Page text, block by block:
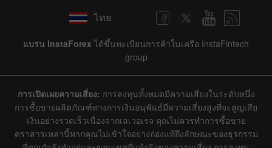
ไทย
แบรน InstaForex ได้ขึ้นทะเบียนการค้าในเครือ InstaFintech
group
การเปิดเผยความเสี่ยง: การลงทุนทั้งหมดมีความเสี่ยงในระดับหนึ่ง
การซื้อขายผลิตภัณฑ์ทางการเงินอนุพันธ์มีความเสี่ยงสูงที่จะสูญเสีย
เงินอย่างรวดเร็วเนื่องจากเลเวอเรจ คุณไม่ควรทำการซื้อขาย
ตราสารเหล่านี้หากคุณไม่เข้าใจอย่างถ่องแท้ถึงลักษณะของธุรกรรม